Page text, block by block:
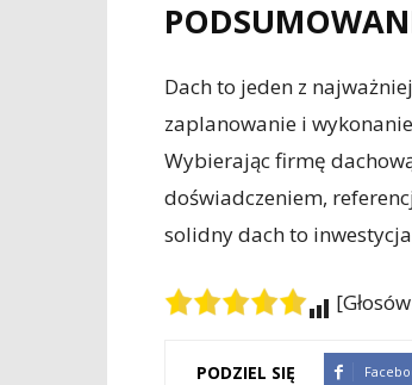
Dach to jeden z
zaplanowanie i
Wybierając firmę
doświadczeniem,
solidny dach to
PODZIEL SIĘ